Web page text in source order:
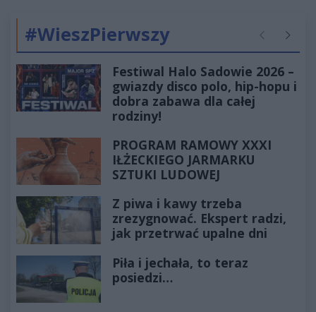
#WieszPierwszy Poprzednie
Festiwal Halo Sadowie 2026 –
gwiazdy disco polo, hip-hopu i
dobra zabawa dla całej
rodziny!
PROGRAM RAMOWY XXXI
IŁŻECKIEGO JARMARKU
SZTUKI LUDOWEJ
Z piwa i kawy trzeba
zrezygnować. Ekspert radzi,
jak przetrwać upalne dni
Piła i jechała, to teraz
posiedzi…